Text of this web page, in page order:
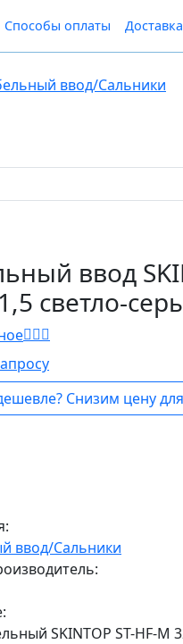
Способы оплаты Доставка
ввод/Сальники
ввод
светло-
Снизим цену
ввод/Сальники
SKINTOP ST-HF-M